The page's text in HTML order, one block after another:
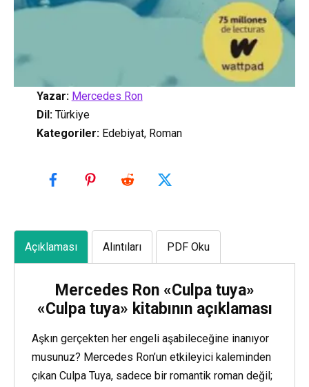
Yazar: Mercedes Ron
Dil:Türkiye
Kategoriler:Edebiyat, Roman
Açıklaması Alıntıları PDF Oku
Mercedes Ron «Culpa tuya»
«Culpa tuya» kitabının açıklaması
Aşkın gerçekten her engeli aşabileceğine inanıyor
musunuz? Mercedes Ron’un etkileyici kaleminden
çıkan Culpa Tuya, sadece bir romantik roman değil;